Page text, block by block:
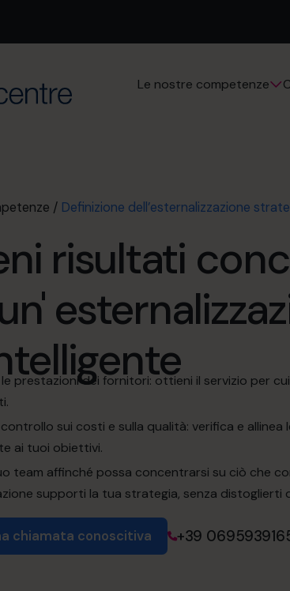
Le nostre competenze
/ Definizione dell’esternalizzazione
risultati
prestazioni dei fornitori: ottieni il servizio per
sui costi e sulla qualità: verifica e allinea
ai tuoi obiettivi.
team affinché possa concentrarsi su ciò che
supporti la tua strategia, senza distoglierti
chiamata conoscitiva +39